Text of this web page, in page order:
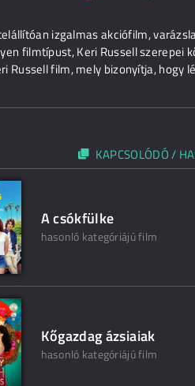
izgalmas akciófilm,
filmtípust, Keri Russell szerepei
Russell film, mely bizonyítja, hogy
KAPCSOLÓDÓ /
A csókfülke
hasonló kategóriájú film
Kőgazdag ázsiaiak
hasonló kategóriájú film